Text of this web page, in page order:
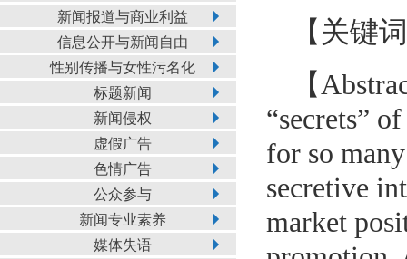
新闻报道与商业利益
信息公开与新闻自由
性别传播与女性污名化
标题新闻
新闻侵权
虚假广告
色情广告
公众参与
新闻专业素养
媒体失语
【关键
【
“secrets”
for so
secretive
market